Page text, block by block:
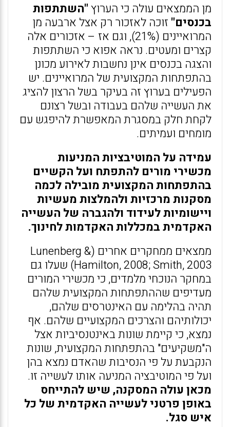
מן הממצאים עולה כי הערוץ"השתתפות
בכנסים" זוכה לאזכור רק אצל ארבעה מן
המרואיינים (21%), וגם אז – אזכורים אלה
קצרים ומעטים. נראה אפוא כי השתתפות
והצגה בכנסים אינן נחשבות לאירוע מכונן
בהתפתחות המקצועית של המרואיינים. יש
הפעילים בערוץ זה בעיקר בשל הרצון להציג
את העשייה שלהם בעבודה ובשל רצונם
לקחת חלק במסגרת המאפשרת להיפגש עם
מומחים ועמיתים.
עמידה על המוטיבציות המניעות
מכשירי מורים להתפתח ועל הקשיים
בהתפתחות המקצועית מובילה לכמה
מסקנות מרכזיות ולהמלצות מעשיות
ויישומיות לעידוד ולהגברה של העשייה
האקדמית במכללות האקדמות לחינוך.
ממצאים ממחקרים אחרים (Lunenberg &
Hamilton, 2008; Smith, 2003) שעלו גם
במחקר הנוכחי מלמדים, כי מכשירי המורים
מעדיפים שההתפתחות המקצועית שלהם
תהיה בהלימה עם האינטרסים שלהם,
יכולותיהם והצרכים המקצועיים שלהם. אף
נמצא, כי קיימת שונות באינטנסיביות אצל
ה"משקיעים" בהתפתחות המקצועית, שונות
הנקבעת על פי הנסיבות שהאדם נמצא בהן
ועל פי המוטיבציה המניעה אותו לעשייה זו.
מכאן עולה המסקנה, שיש להתייחס
באופן פרטני לעשייה האקדמית של כל
איש סגל.